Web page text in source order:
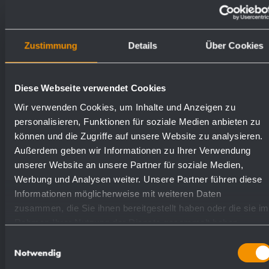
Zustimmung Details Über Cookies
Diese Webseite verwendet Cookies
Wir verwenden Cookies, um Inhalte und Anzeigen zu
personalisieren, Funktionen für soziale Medien anbieten zu
können und die Zugriffe auf unsere Website zu analysieren.
Außerdem geben wir Informationen zu Ihrer Verwendung
unserer Website an unsere Partner für soziale Medien,
Werbung und Analysen weiter. Unsere Partner führen diese
Informationen möglicherweise mit weiteren Daten
zusammen, die Sie ihnen bereitgestellt haben oder die sie im
Rahmen Ihrer Nutzung der Dienste gesammelt haben.
Notwendig
sapone e un pacco di asciugamani di carta.
Peso (in kg): 14.6
Superfici disponibili Numeri d'ordine
satinato (standard) 727625
lucidate 731625
verniciate (in colore) 728144